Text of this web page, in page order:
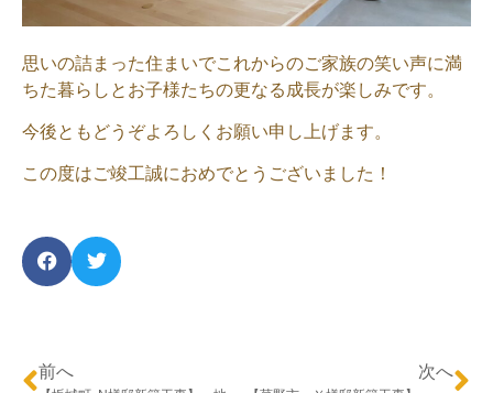
思いの詰まった住まいでこれからのご家族の笑い声に満
ちた暮らしとお子様たちの更なる成長が楽しみです。
今後ともどうぞよろしくお願い申し上げます。
この度はご竣工誠におめでとうございました！
前へ 次へ